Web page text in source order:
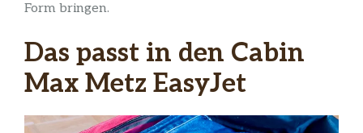
Form bringen.
Das passt in den Cabin
Max Metz EasyJet